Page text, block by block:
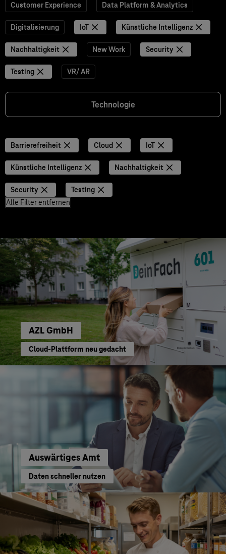
Customer Experience Data Platform & Analytics
Digitalisierung IoT Künstliche Intelligenz
Nachhaltigkeit New Work Security
Testing VR/ AR
Technologie
Barrierefreiheit Cloud IoT
Künstliche Intelligenz Nachhaltigkeit
Security
Testing
Alle Filter entfernen
AZL GmbH
Cloud-Plattform neu gedacht
Auswärtiges Amt
Daten schneller nutzen